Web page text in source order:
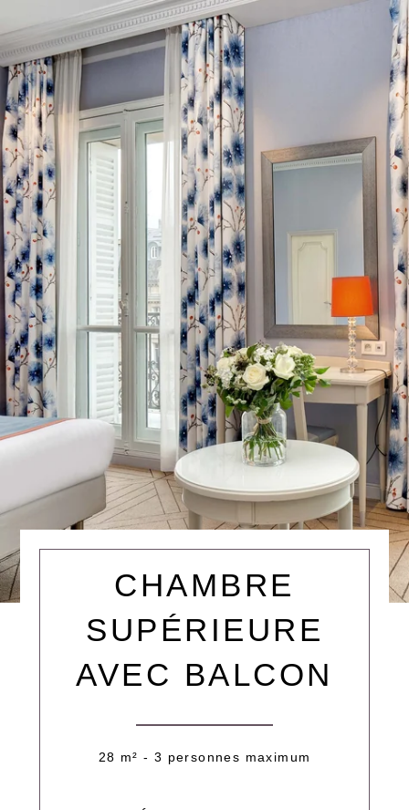
CHAMBRE
SUPÉRIEURE
AVEC BALCON
28 m² - 3 personnes maximum